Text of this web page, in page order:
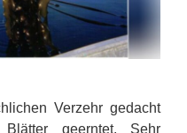
Verzehr gedacht
geerntet. Sehr